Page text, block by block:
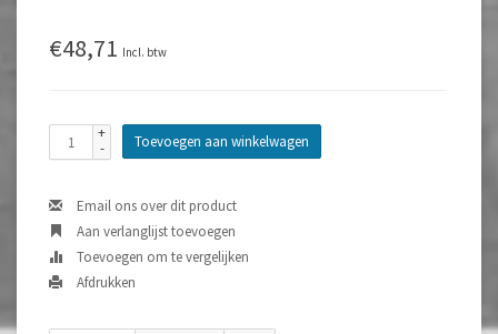
€48,71 Incl. btw
+
-
Toevoegen aan winkelwagen
Email ons over dit product
Aan verlanglijst toevoegen
Toevoegen om te vergelijken
Afdrukken